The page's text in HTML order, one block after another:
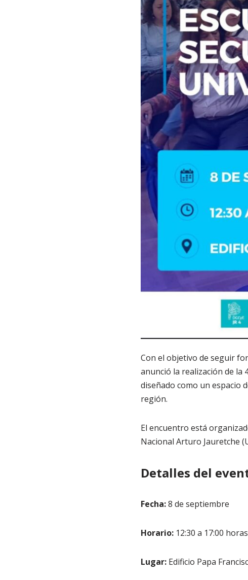
Con el objetivo de seguir
anunció la realización de la
diseñado como un espacio
región.
El encuentro está
Nacional Arturo Jauretche
Detalles del
Fecha:8 de septiembre
Horario: 12:30 a 17:00 horas
Lugar: Edificio Papa